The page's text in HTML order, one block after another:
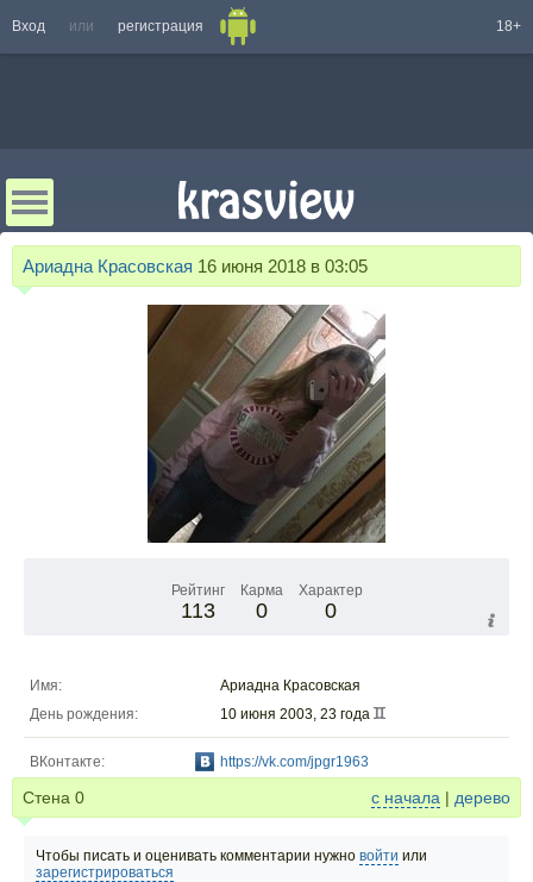
Вход или регистрация 18+
Ариадна Красовская 16 июня 2018 в 03:05
Рейтинг
113
Карма
0
Характер
0
Имя:
Ариадна Красовская
День рождения:
10 июня 2003, 23 года
ВКонтакте: https://vk.com/jpgr1963
Стена 0 с начала | дерево
Чтобы писать и оценивать комментарии нужно войти или
зарегистрироваться